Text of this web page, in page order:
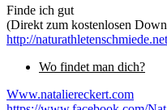
Finde ich gut
(Direkt zum kostenlosen
http://
Wo findet man dich?
Www.nataliereckert.com